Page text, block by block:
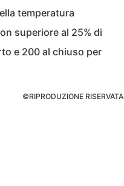
temperatura
superiore al 25% di
e 200 al chiuso per
©RIPRODUZIONE RISERVATA